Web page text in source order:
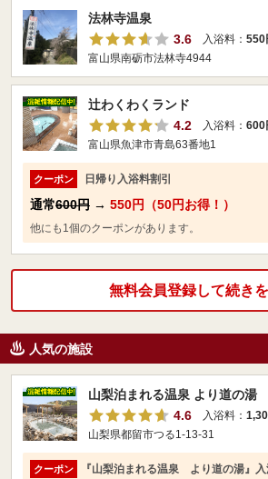
法林寺温泉
3.6
入浴料： 550
富山県南砺市法林寺4944
辻わくわくランド
4.2
入浴料： 600
富山県魚津市青島63番地1
クーポン 日帰り入浴料割引
通常600円 → 550円（50円お得！）
他にも1個のクーポンがあります。
無料会員登録して続き
人気の施設
山梨泊まれる温泉 より道の湯
4.6
入浴料：
山梨県都留市つる1-13-31
クーポン 『山梨泊まれる温泉 より道の湯』入